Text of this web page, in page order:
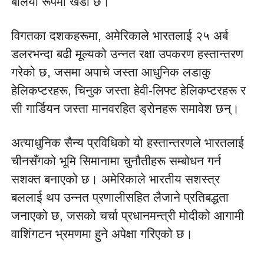
विगतका दशकहरूमा, अमेरिकाले भारतलाई २५ अर्ब
डलरभन्दा बढी मूल्यको उन्नत रक्षा उपकरण हस्तान्तरण
गरेको छ, जसमा अपाचे जस्ता आधुनिक लडाकु
हेलिकप्टरहरू, चिनुक जस्ता हेवी-लिफ्ट हेलिकप्टरहरू र
सी गार्डियन जस्ता मानवरहित ड्रोनहरू समावेश छन्।
अत्याधुनिक सैन्य प्रविधिको यो हस्तान्तरणले भारतलाई
चीनसँगको भूमि सिमानामा चुनौतीहरू सम्बोधन गर्न
सशक्त बनाएको छ। अमेरिकाले भारतीय सशस्त्र
बललाई थप उन्नत प्रणालीसहित लैजाने प्रतिबद्धता
जनाएको छ, जसको चर्चा प्रधानमन्त्री मोदीको आगामी
वाशिंगटन भ्रमणमा हुने अपेक्षा गरिएको छ।